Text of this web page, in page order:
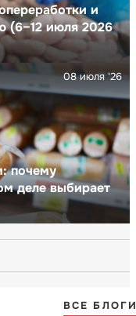
и
(6–12 июля 2026
почему
деле выбирает
08 июля '26
ВСЕ